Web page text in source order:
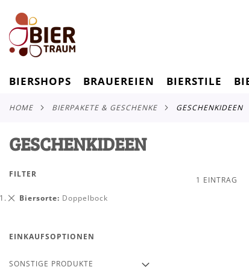
BIERSHOPS BRAUEREIEN BIERSTILE
HOME BIERPAKETE & GESCHENKE GESCHENKIDEEN
GESCHENKIDEEN
1 EINTRAG
FILTER
Biersorte Doppelbock
Dies
EINKAUFSOPTIONEN
SONSTIGE PRODUKTE